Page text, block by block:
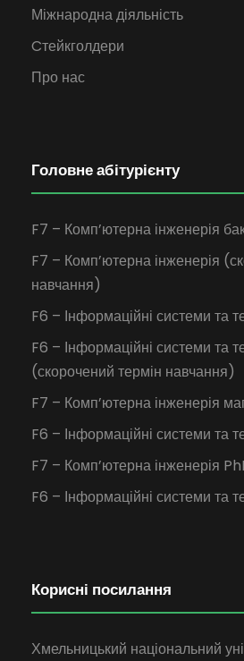
Міжнародна діяльність
Cтейкголдери
Про нас
Головне абітурієнту
F7 – Комп’ютерна інженерія
F7 – Комп’ютерна інженерія
навчання)
F6 – Інформаційні системи та
F6 – Інформаційні системи та
(скорочений термін навчання)
F7 – Комп’ютерна інженерія
F6 – Інформаційні системи та
F7 – Комп’ютерна інженерія
F6 – Інформаційні системи та
Корисні посилання
Хмельницький національний